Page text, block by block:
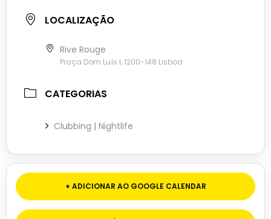
LOCALIZAÇÃO
Rive Rouge
Praça Dom Luís I, 1200-148 Lisboa
CATEGORIAS
Clubbing | Nightlife
+ ADICIONAR AO GOOGLE CALENDAR